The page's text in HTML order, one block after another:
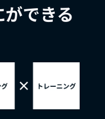
できる